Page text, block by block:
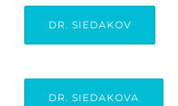
DR. SIEDAKOV
DR. SIEDAKOVA